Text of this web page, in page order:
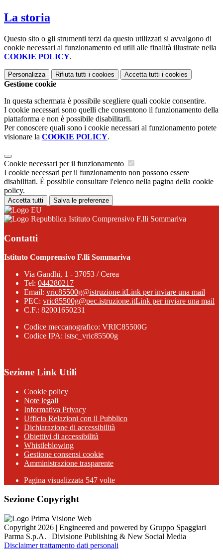
La storia
Questo sito o gli strumenti terzi da questo utilizzati si avvalgono di
cookie necessari al funzionamento ed utili alle finalità illustrate nella
COOKIE POLICY.
Personalizza Rifiuta tutti i cookies Accetta tutti i cookies
Gestione cookie
In questa schermata è possibile scegliere quali cookie consentire.
I cookie necessari sono quelli che consentono il funzionamento della
piattaforma e non è possibile disabilitarli.
Per conoscere quali sono i cookie necessari al funzionamento potete
visionare la COOKIE POLICY.
Cookie necessari per il funzionamento
I cookie necessari per il funzionamento non possono essere
disabilitati. È possibile consultare l'elenco nella pagina della cookie
policy.
Accetta tutti Salva le preferenze
Istituto Comprensivo F.lli Sommariva
Contatti
Istituto Comprensivo F.lli Sommariva
Via Gandhi, 1 - 37053 / Cerea
Tel: 044280217
Email: vric85500g@istruzione.itLink per inviare una mail
PEC: vric85500g@pec.istruzione.itLink per inviare una mail
C.F.: 82001650231
Codice meccanografico: VRIC85500G
Codice IPA: istsc_vric85500g
Sezione Link Utili
Cookie policy
Note legali
Informativa Privacy
Ufficio Relazioni con il Pubblico
Dichiarazione di accessibilità
Obiettivi di accessibilità
Whistleblowing
Gestione consensi cookie
Amministrazione trasparente
Pagina visualizzata 547 volte
Sezione Copyright
Copyright 2026 | Engineered and powered by Gruppo Spaggiari
Parma S.p.A. | Divisione Publishing & New Social Media
Disclaimer trattamento dati personali